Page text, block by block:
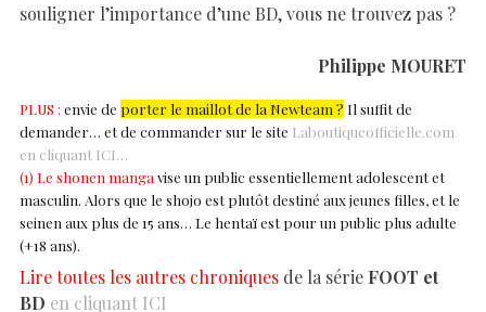
souligner l’importance d’une BD, vous ne trouvez pas ?
Philippe MOURET
PLUS : envie de porter le maillot de la Newteam ? Il suffit de
demander… et de commander sur le site Laboutiqueofficielle.com
en cliquant ICI…
(1) Le shonen manga vise un public essentiellement adolescent et
masculin. Alors que le shojo est plutôt destiné aux jeunes filles, et le
seinen aux plus de 15 ans… Le hentaï est pour un public plus adulte
(+18 ans).
Lire toutes les autres chroniques de la série FOOT et
BD en cliquant ICI